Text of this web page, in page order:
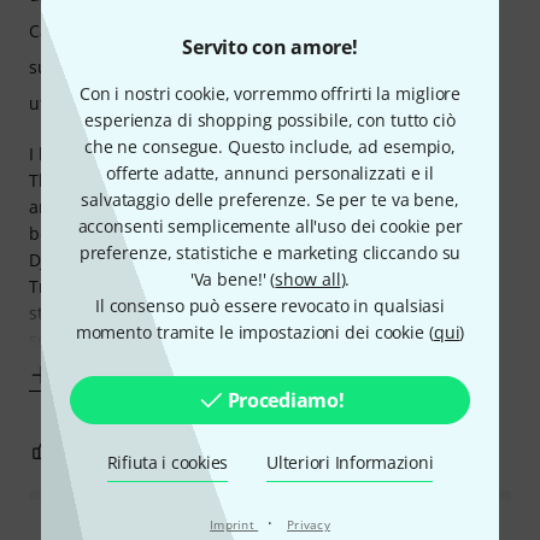
Servito con amore!
Con i nostri cookie, vorremmo offrirti la migliore
esperienza di shopping possibile, con tutto ciò
che ne consegue. Questo include, ad esempio,
offerte adatte, annunci personalizzati e il
salvataggio delle preferenze. Se per te va bene,
acconsenti semplicemente all'uso dei cookie per
preferenze, statistiche e marketing cliccando su
'Va bene!' (show all).
Il consenso può essere revocato in qualsiasi
momento tramite le impostazioni dei cookie (qui)
Procediamo!
Rifiuta i cookies Ulteriori Informazioni
Imprint · Privacy
I highly recommend DJ studio. I purchased my license from
Thomann. they sent me an email with the license number
and links to download the software. Set up could not have
been easier.
DJ studio is incredible piece of software. I can link to my
Traktor collection/library import whatever songs into DJ
studio. The software has an automix function, where the
software
Mostra altro
Caratteristiche
suono/qualitá
utilizzo da computer